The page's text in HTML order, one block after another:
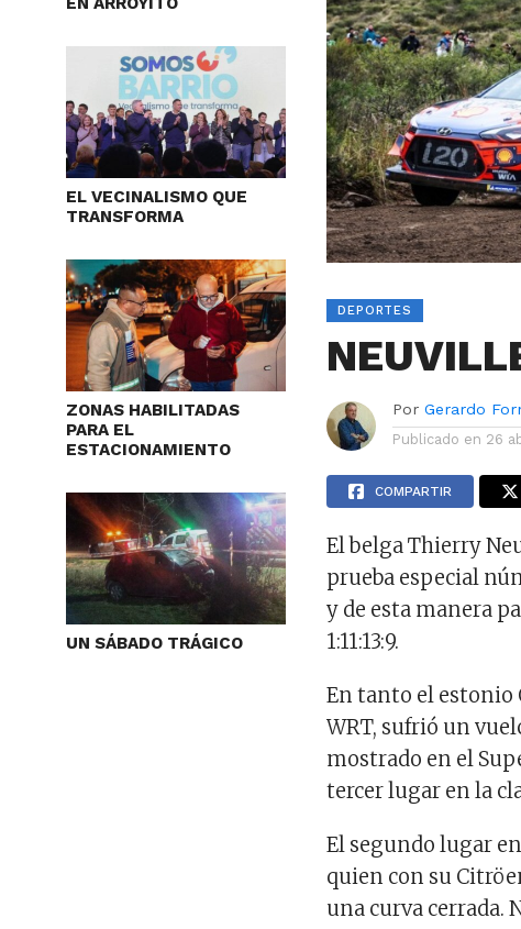
EL VECINALISMO QUE
TRANSFORMA
ZONAS HABILITADAS
PARA EL
ESTACIONAMIENTO
UN SÁBADO TRÁGICO
DEPORTES
Por Gerardo
Publicado en 26
COMPARTIR
El belga Thierry
prueba especial
y de esta manera
1:11:13:9.
En tanto el estonio
WRT, sufrió un
mostrado en el
tercer lugar en la
El segundo lugar
quien con su
una curva cerrada.